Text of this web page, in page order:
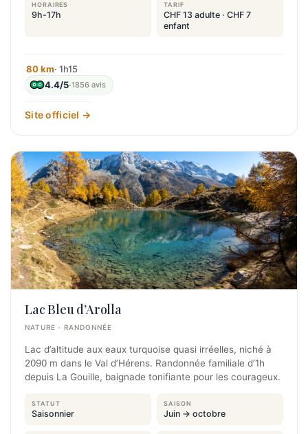
HORAIRES
9h-17h
TARIF
CHF 13 adulte · CHF 7
enfant
80 km· 1h15
4.4/5·1856 avis
Site officiel →
Lac Bleu d’Arolla
NATURE · RANDONNÉE
Lac d’altitude aux eaux turquoise quasi irréelles, niché à
2090 m dans le Val d’Hérens. Randonnée familiale d’1h
depuis La Gouille, baignade tonifiante pour les courageux.
STATUT
Saisonnier
SAISON
Juin → octobre